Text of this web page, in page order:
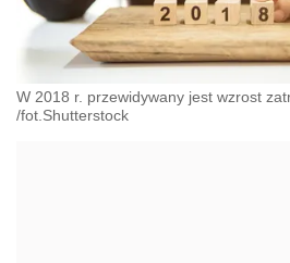
W 2018 r. przewidywany jest wzrost
/fot.Shutterstock